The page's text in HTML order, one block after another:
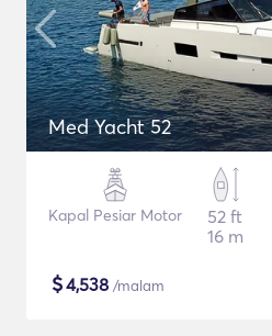
Med Yacht 52
Kapal Pesiar Motor
52 ft
16 m
$4,538 /malam